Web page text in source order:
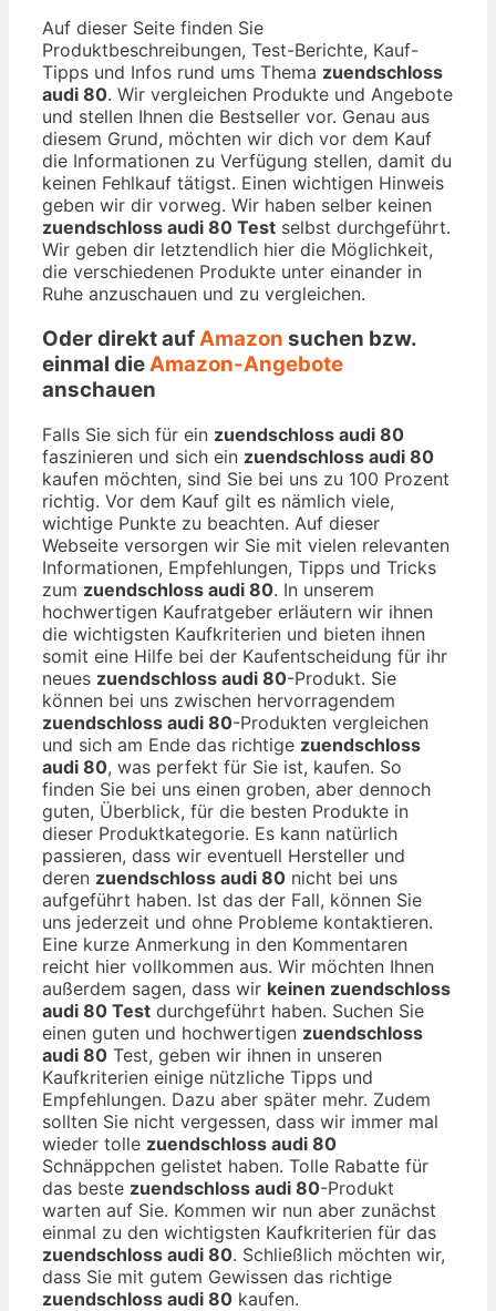
Auf dieser Seite finden Sie
Produktbeschreibungen, Test-Berichte, Kauf-
Tipps und Infos rund ums Thema zuendschloss
audi 80. Wir vergleichen Produkte und Angebote
und stellen Ihnen die Bestseller vor. Genau aus
diesem Grund, möchten wir dich vor dem Kauf
die Informationen zu Verfügung stellen, damit du
keinen Fehlkauf tätigst. Einen wichtigen Hinweis
geben wir dir vorweg. Wir haben selber keinen
zuendschloss audi 80 Test selbst durchgeführt.
Wir geben dir letztendlich hier die Möglichkeit,
die verschiedenen Produkte unter einander in
Ruhe anzuschauen und zu vergleichen.
Oder direkt aufAmazon suchen bzw.
einmal dieAmazon-Angebote
anschauen
Falls Sie sich für ein zuendschloss audi 80
faszinieren und sich ein zuendschloss audi 80
kaufen möchten, sind Sie bei uns zu 100 Prozent
richtig. Vor dem Kauf gilt es nämlich viele,
wichtige Punkte zu beachten. Auf dieser
Webseite versorgen wir Sie mit vielen relevanten
Informationen, Empfehlungen, Tipps und Tricks
zum zuendschloss audi 80. In unserem
hochwertigen Kaufratgeber erläutern wir ihnen
die wichtigsten Kaufkriterien und bieten ihnen
somit eine Hilfe bei der Kaufentscheidung für ihr
neues zuendschloss audi 80-Produkt. Sie
können bei uns zwischen hervorragendem
zuendschloss audi 80-Produkten vergleichen
und sich am Ende das richtige zuendschloss
audi 80, was perfekt für Sie ist, kaufen. So
finden Sie bei uns einen groben, aber dennoch
guten, Überblick, für die besten Produkte in
dieser Produktkategorie. Es kann natürlich
passieren, dass wir eventuell Hersteller und
deren zuendschloss audi 80 nicht bei uns
aufgeführt haben. Ist das der Fall, können Sie
uns jederzeit und ohne Probleme kontaktieren.
Eine kurze Anmerkung in den Kommentaren
reicht hier vollkommen aus. Wir möchten Ihnen
außerdem sagen, dass wir keinen zuendschloss
audi 80 Test durchgeführt haben. Suchen Sie
einen guten und hochwertigen zuendschloss
audi 80 Test, geben wir ihnen in unseren
Kaufkriterien einige nützliche Tipps und
Empfehlungen. Dazu aber später mehr. Zudem
sollten Sie nicht vergessen, dass wir immer mal
wieder tolle zuendschloss audi 80
Schnäppchen gelistet haben. Tolle Rabatte für
das beste zuendschloss audi 80-Produkt
warten auf Sie. Kommen wir nun aber zunächst
einmal zu den wichtigsten Kaufkriterien für das
zuendschloss audi 80. Schließlich möchten wir,
dass Sie mit gutem Gewissen das richtige
zuendschloss audi 80 kaufen.